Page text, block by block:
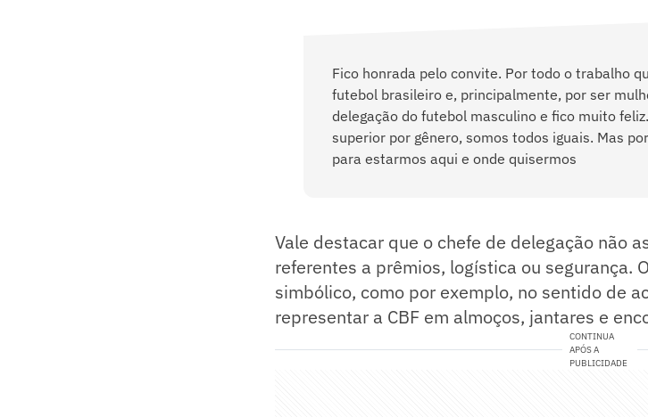
Fico honrada pelo convite. Por todo o trabalho
futebol brasileiro e, principalmente, por ser
delegação do futebol masculino e fico muito
superior por gênero, somos todos iguais. Mas
para estarmos aqui e onde quisermos
Vale destacar que o chefe de delegação não
referentes a prêmios, logística ou segurança.
simbólico, como por exemplo, no sentido de
representar a CBF em almoços, jantares e
CONTINUA
APÓS A
PUBLICIDADE